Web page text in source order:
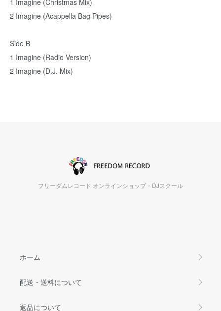
1 Imagine (Christmas Mix)
2 Imagine (Acappella Bag Pipes)
Side B
1 Imagine (Radio Version)
2 Imagine (D.J. Mix)
フリーダムレコード オンラインショップ・DJスクール
ホーム
配送・送料について
返品について